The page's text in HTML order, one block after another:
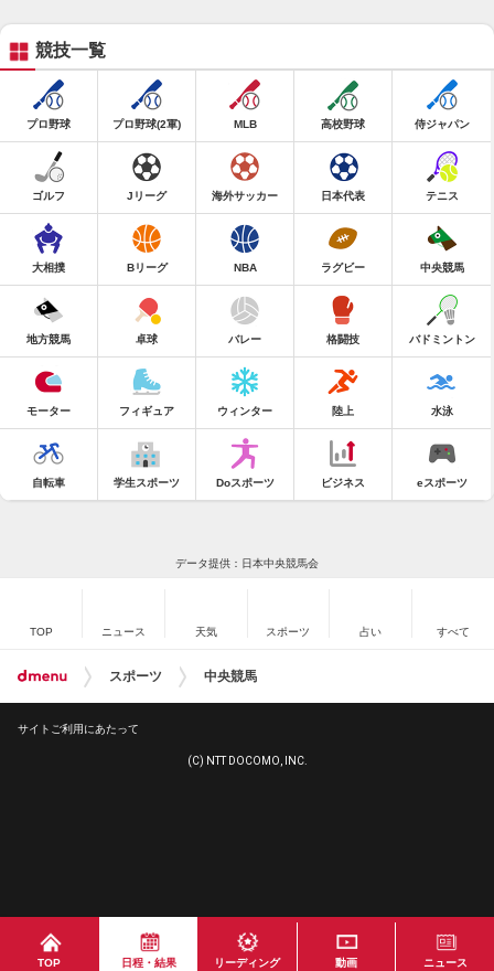
TOP 日程・結果 リーディング 動画 ニュース
競技一覧
プロ野球 プロ野球(2軍) MLB 高校野球 侍ジャパン
ゴルフ Jリーグ 海外サッカー 日本代表 テニス
大相撲 Bリーグ NBA ラグビー 中央競馬
地方競馬 卓球 バレー 格闘技 バドミントン
モーター フィギュア ウィンター 陸上 水泳
自転車 学生スポーツ Doスポーツ ビジネス eスポーツ
データ提供：日本中央競馬会
TOP ニュース 天気 スポーツ 占い すべて
スポーツ 中央競馬
サイトご利用にあたって
(C) NTT DOCOMO, INC.